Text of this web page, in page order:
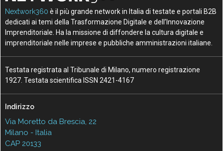
Nextwork360 è il più grande network in Italia di testate e portali B2B
dedicati ai temi della Trasformazione Digitale e dell’Innovazione
Imprenditoriale. Ha la missione di diffondere la cultura digitale e
imprenditoriale nelle imprese e pubbliche amministrazioni italiane.
Testata registrata al Tribunale di Milano, numero registrazione
1927. Testata scientifica ISSN 2421-4167
Indirizzo
Via Moretto da Brescia, 22
Milano - Italia
CAP 20133